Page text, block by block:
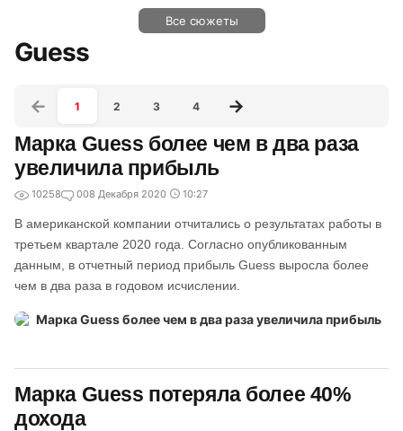
Все сюжеты
Guess
1 2 3 4
Марка Guess более чем в два раза
увеличила прибыль
10258 008 Декабря 2020 10:27
В американской компании отчитались о результатах работы в
третьем квартале 2020 года. Согласно опубликованным
данным, в отчетный период прибыль Guess выросла более
чем в два раза в годовом исчислении.
Марка Guess потеряла более 40%
дохода